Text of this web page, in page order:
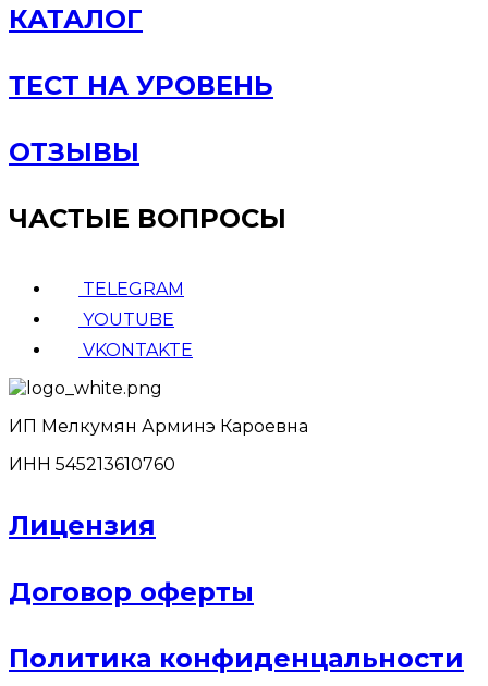
КАТАЛОГ
ТЕСТ НА УРОВЕНЬ
ОТЗЫВЫ
ЧАСТЫЕ ВОПРОСЫ
TELEGRAM
YOUTUBE
VKONTAKTE
ИП Мелкумян Арминэ Кароевна
ИНН 545213610760
Лицензия
Договор оферты
Политика конфиденцальности